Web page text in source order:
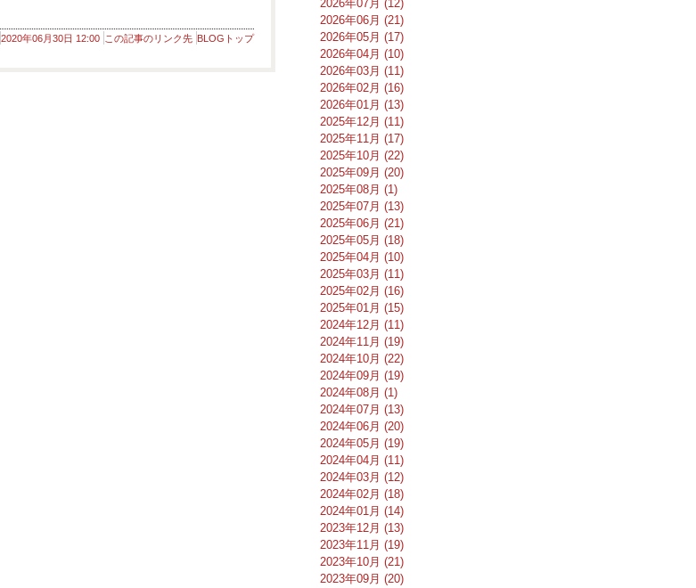
2020年06月30日 12:00 この記事のリンク先 BLOGトップ
2026年07月 (12)
2026年06月 (21)
2026年05月 (17)
2026年04月 (10)
2026年03月 (11)
2026年02月 (16)
2026年01月 (13)
2025年12月 (11)
2025年11月 (17)
2025年10月 (22)
2025年09月 (20)
2025年08月 (1)
2025年07月 (13)
2025年06月 (21)
2025年05月 (18)
2025年04月 (10)
2025年03月 (11)
2025年02月 (16)
2025年01月 (15)
2024年12月 (11)
2024年11月 (19)
2024年10月 (22)
2024年09月 (19)
2024年08月 (1)
2024年07月 (13)
2024年06月 (20)
2024年05月 (19)
2024年04月 (11)
2024年03月 (12)
2024年02月 (18)
2024年01月 (14)
2023年12月 (13)
2023年11月 (19)
2023年10月 (21)
2023年09月 (20)